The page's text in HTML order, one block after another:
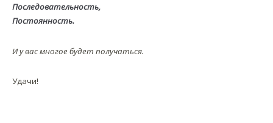
Последовательность,
Постоянность.
И у вас многое будет получаться.
Удачи!